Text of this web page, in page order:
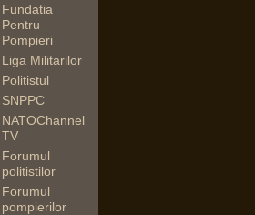
Fundatia
Pentru
Pompieri
Liga Militarilor
Politistul
SNPPC
NATOChannel
TV
Forumul
politistilor
Forumul
pompierilor